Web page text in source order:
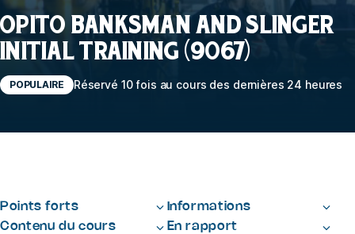
OPITO BANKSMAN AND SLINGER
INITIAL TRAINING (9067)
POPULAIRE Réservé 10 fois au cours des dernières 24 heures
Points forts
Informations
Contenu du cours
En rapport